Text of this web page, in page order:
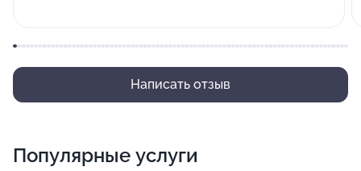
Написать отзыв
Популярные услуги